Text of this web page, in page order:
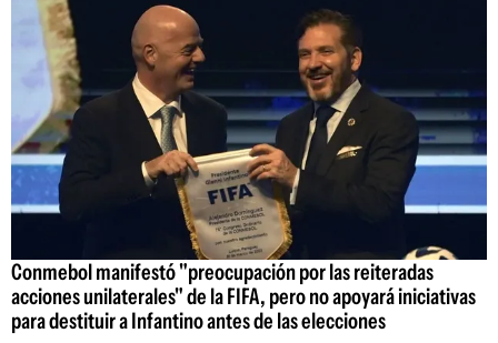
Conmebol manifestó "preocupación por las reiteradas
acciones unilaterales" de la FIFA, pero no apoyará iniciativas
para destituir a Infantino antes de las elecciones